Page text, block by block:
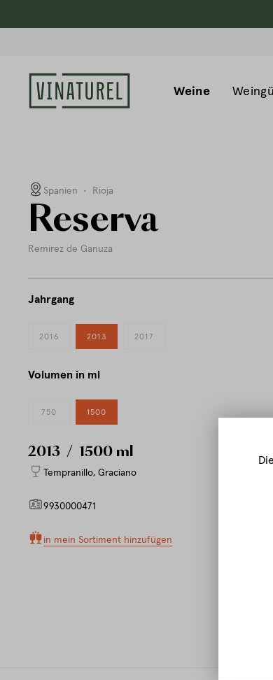
Weine
Spanien • Rioja
Reserva
Remirez de Ganuza
Jahrgang
2016 2013 2017
Volumen in ml
750 1500
2013 / 1500 ml
Tempranillo, Graciano
9930000471
in mein Sortiment hinzufügen